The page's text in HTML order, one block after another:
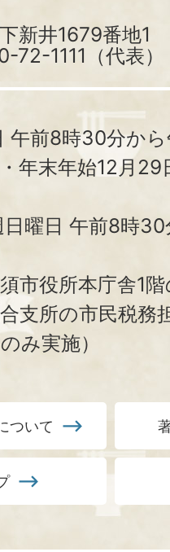
新井1679番地1
1111（代表）
午前8時30分か
年末年始12月
日曜日 午前8時
市役所本庁舎1
支所の市民税務
み実施）
ついて